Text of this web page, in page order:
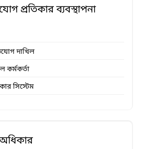
প্রতিকার ব্যবস্থাপনা
দাখিল
সিস্টেম